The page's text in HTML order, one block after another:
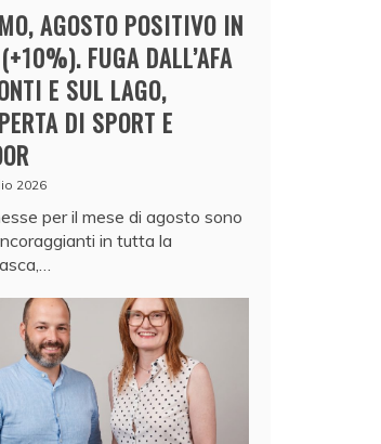
AGOSTO POSITIVO IN
FUGA DALL’AFA
E SUL LAGO,
DI SPORT E
2026
per il mese di agosto sono
in tutta la